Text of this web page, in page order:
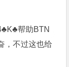
帮助BTN
，不过这也给